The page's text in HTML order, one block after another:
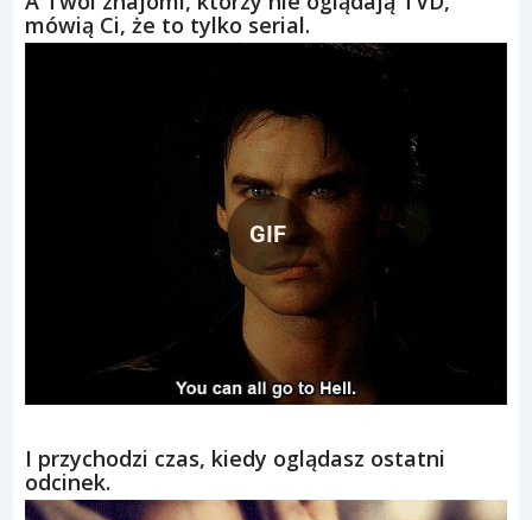
mówią Ci, że to tylko serial.
GIF
I przychodzi czas, kiedy oglądasz ostatni
odcinek.